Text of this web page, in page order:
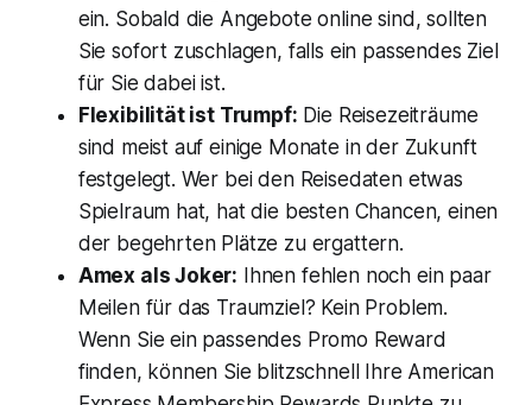
ein. Sobald die Angebote online sind, sollten
Sie sofort zuschlagen, falls ein passendes Ziel
für Sie dabei ist.
Flexibilität ist Trumpf: Die Reisezeiträume
sind meist auf einige Monate in der Zukunft
festgelegt. Wer bei den Reisedaten etwas
Spielraum hat, hat die besten Chancen, einen
der begehrten Plätze zu ergattern.
Amex als Joker: Ihnen fehlen noch ein paar
Meilen für das Traumziel? Kein Problem.
Wenn Sie ein passendes Promo Reward
finden, können Sie blitzschnell Ihre American